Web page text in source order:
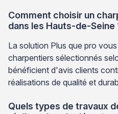
Comment choisir un
dans les Hauts-de-Seine
La solution Plus que pro
charpentiers sélectionnés
bénéficient d'avis clients
réalisations de qualité et
Quels types de travaux